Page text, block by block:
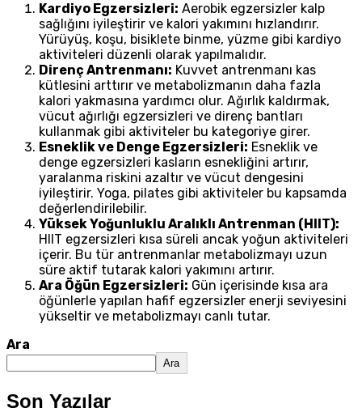
Kardiyo Egzersizleri: Aerobik egzersizler kalp
sağlığını iyileştirir ve kalori yakımını hızlandırır.
Yürüyüş, koşu, bisiklete binme, yüzme gibi kardiyo
aktiviteleri düzenli olarak yapılmalıdır.
Direnç Antrenmanı: Kuvvet antrenmanı kas
kütlesini arttırır ve metabolizmanın daha fazla
kalori yakmasına yardımcı olur. Ağırlık kaldırmak,
vücut ağırlığı egzersizleri ve direnç bantları
kullanmak gibi aktiviteler bu kategoriye girer.
Esneklik ve Denge Egzersizleri: Esneklik ve
denge egzersizleri kasların esnekliğini artırır,
yaralanma riskini azaltır ve vücut dengesini
iyileştirir. Yoga, pilates gibi aktiviteler bu kapsamda
değerlendirilebilir.
Yüksek Yoğunluklu Aralıklı Antrenman (HIIT):
HIIT egzersizleri kısa süreli ancak yoğun aktiviteleri
içerir. Bu tür antrenmanlar metabolizmayı uzun
süre aktif tutarak kalori yakımını artırır.
Ara Öğün Egzersizleri: Gün içerisinde kısa ara
öğünlerle yapılan hafif egzersizler enerji seviyesini
yükseltir ve metabolizmayı canlı tutar.
Ara
Ara
Son Yazılar